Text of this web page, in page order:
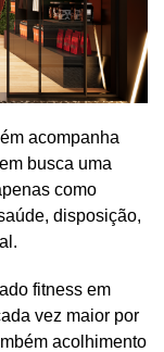
acompanha
busca uma
como
disposição,
fitness em
vez maior por
acolhimento